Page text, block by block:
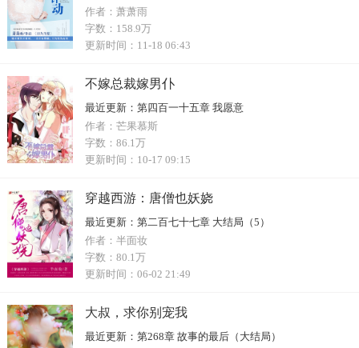
作者： 萧萧雨
字数： 158.9万
更新时间： 11-18 06:43
不嫁总裁嫁男仆
最近更新： 第四百一十五章 我愿意
作者： 芒果慕斯
字数： 86.1万
更新时间： 10-17 09:15
穿越西游：唐僧也妖娆
最近更新： 第二百七十七章 大结局（5）
作者： 半面妆
字数： 80.1万
更新时间： 06-02 21:49
大叔，求你别宠我
最近更新： 第268章 故事的最后（大结局）